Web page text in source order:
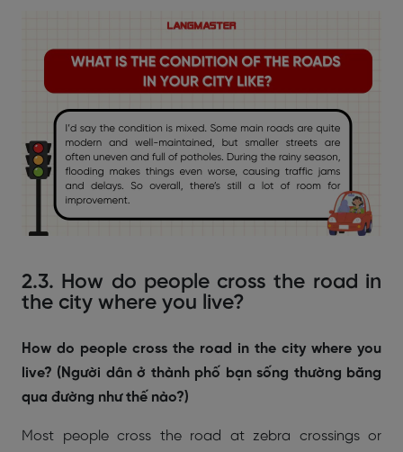
2.3. How do people cross the road in
the city where you live?
How do people cross the road in the city where you
live? (Người dân ở thành phố bạn sống thường băng
qua đường như thế nào?)
Most people cross the road at zebra crossings or